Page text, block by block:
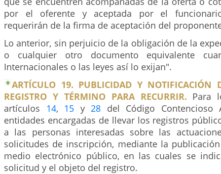
por el oferente y aceptada por el
requerirán de la firma de aceptación del
Lo anterior, sin perjuicio de la obligación de la
o cualquier otro documento equivalente
Internacionales o las leyes así lo exijan".
ARTÍCULO 19. PUBLICIDAD Y NOTIFICACIÓN
REGISTRO Y TÉRMINO PARA RECURRIR. Para
artículos
14, 15 y28 del Código Contencioso
entidades encargadas de llevar los registros
a las personas interesadas sobre las
solicitudes de inscripción, mediante la
medio electrónico público, en las cuales se
solicitud y el objeto del registro.